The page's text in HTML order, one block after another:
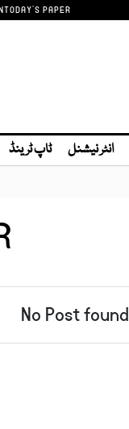
TODAY'S PAPER
انٹر نیشنل ٹاپ ٹرینڈ
No Post found